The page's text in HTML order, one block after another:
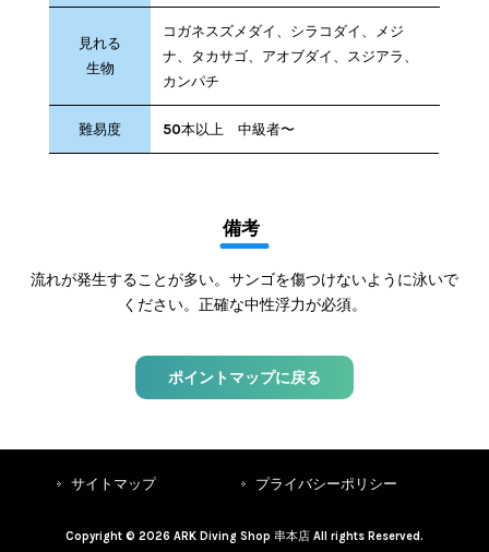
見れる
生物
コガネスズメダイ、シラコダイ、メジ
ナ、タカサゴ、アオブダイ、スジアラ、
カンパチ
難易度 50本以上 中級者〜
備考
流れが発生することが多い。サンゴを傷つけないように泳いで
ください。正確な中性浮力が必須。
ポイントマップに戻る
サイトマップ プライバシーポリシー
Copyright © 2026 ARK Diving Shop 串本店 All rights Reserved.